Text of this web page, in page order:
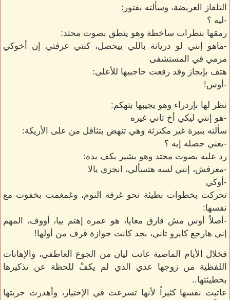
التلفاز العريضة، وسألته بفتور:
-ليه ؟
رمقها بنظرات ساخطة وهو ينطق بصوت محتد:
-ماهو إنتي لو دريانة باللي بيحصل، كنتي عرفتي إن أخوكي
مرمي في المستشفى
هتف بإيجاز وقد رفعت حاجبيها للأعلى:
-أوس!
نظر لها بإزدراء وهو يجيبها بتهكم:
-هو إنتي ليكي أخ تاني غيره
سألته بنبرة غير مكترثة وهي تنهض بتثاقل من على الأريكة:
-يعني حصله إيه ؟
رد عليه بصوت محتد وهو يشير بكف يده:
-معرفش، إنتي لسه هتسألي، انجزي يالا
-أوكي
تحركت بخطوات بطيئة نحو غرفة النوم، وغمغمت بخفوت مع
نفسها:
-أصلاً أوس مش فارق معايا، هو عمره إهتم بيا، أووف، المهم
إني هارجع كايرو تاني، بجد كانت جوازة قرف من أولها!
فخلال الأيام الماضية عانت ليان من الجوع العاطفي، والإهانات
اللفظية من زوجها عدي الذي لم يكفْ للحظة عن تذكيرها
بخطيئتها..
عاتبت نفسها كثيراً لأنها تسرعت في الإختيار، وأهدرت حريتها